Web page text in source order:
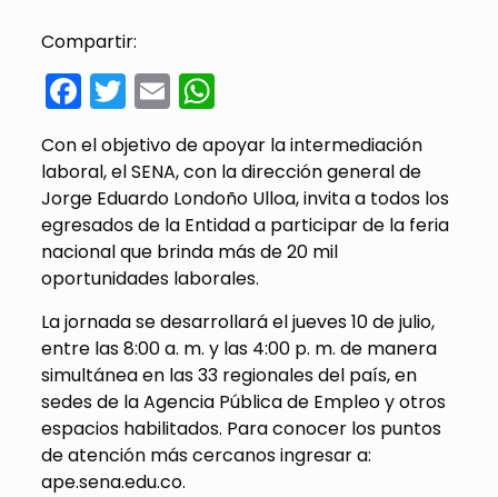
Compartir:
Facebook
Twitter
EmailWhatsApp
Con el objetivo de apoyar la intermediación
laboral, el SENA, con la dirección general de
Jorge Eduardo Londoño Ulloa, invita a todos los
egresados de la Entidad a participar de la feria
nacional que brinda más de 20 mil
oportunidades laborales.
La jornada se desarrollará el jueves 10 de julio,
entre las 8:00 a. m. y las 4:00 p. m. de manera
simultánea en las 33 regionales del país, en
sedes de la Agencia Pública de Empleo y otros
espacios habilitados. Para conocer los puntos
de atención más cercanos ingresar a:
ape.sena.edu.co.